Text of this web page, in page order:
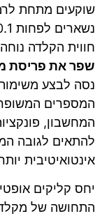
שוקעים מתחת
חווית הקלדה נוחה
שפר את פריסת
נסה לבצע
המספרים
להתאים לגובה
אינטואיטיבית
יחס קליקים
התחושה של